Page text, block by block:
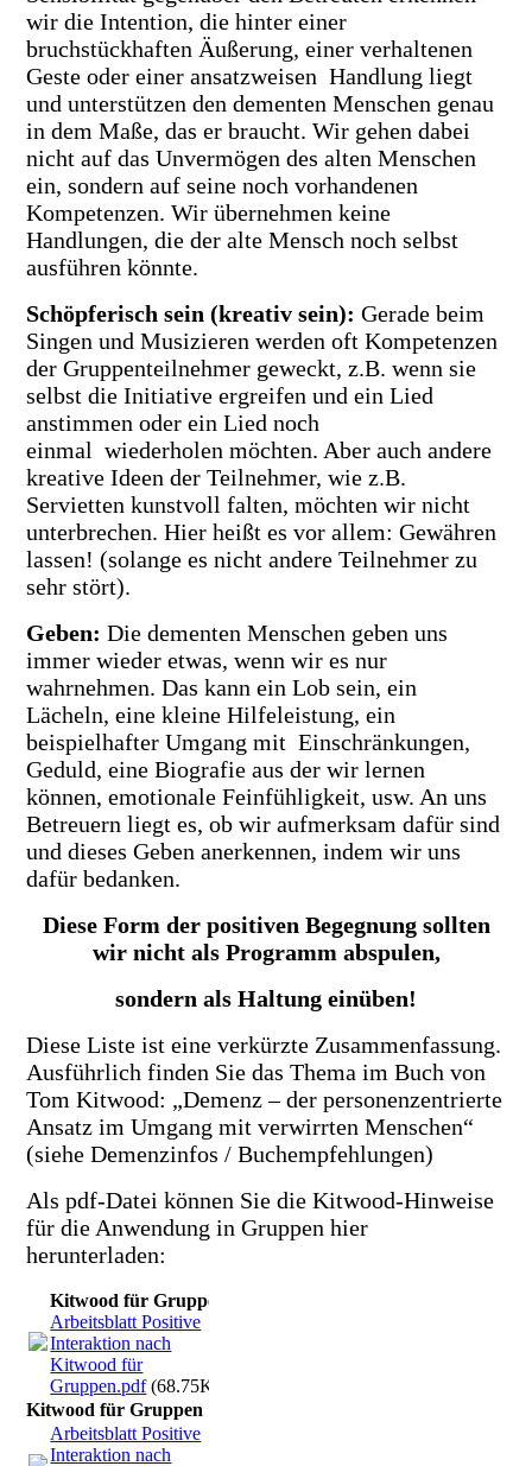
wir die Intention, die hinter einer
bruchstückhaften Äußerung, einer verhaltenen
Geste oder einer ansatzweisen Handlung liegt
und unterstützen den dementen Menschen genau
in dem Maße, das er braucht. Wir gehen dabei
nicht auf das Unvermögen des alten Menschen
ein, sondern auf seine noch vorhandenen
Kompetenzen. Wir übernehmen keine
Handlungen, die der alte Mensch noch selbst
ausführen könnte.
Schöpferisch sein (kreativ sein): Gerade beim
Singen und Musizieren werden oft Kompetenzen
der Gruppenteilnehmer geweckt, z.B. wenn sie
selbst die Initiative ergreifen und ein Lied
anstimmen oder ein Lied noch
einmal wiederholen möchten. Aber auch andere
kreative Ideen der Teilnehmer, wie z.B.
Servietten kunstvoll falten, möchten wir nicht
unterbrechen. Hier heißt es vor allem: Gewähren
lassen! (solange es nicht andere Teilnehmer zu
sehr stört).
Geben: Die dementen Menschen geben uns
immer wieder etwas, wenn wir es nur
wahrnehmen. Das kann ein Lob sein, ein
Lächeln, eine kleine Hilfeleistung, ein
beispielhafter Umgang mit Einschränkungen,
Geduld, eine Biografie aus der wir lernen
können, emotionale Feinfühligkeit, usw. An uns
Betreuern liegt es, ob wir aufmerksam dafür sind
und dieses Geben anerkennen, indem wir uns
dafür bedanken.
Diese Form der positiven Begegnung sollten
wir nicht als Programm abspulen,
sondern als Haltung einüben!
Diese Liste ist eine verkürzte Zusammenfassung.
Ausführlich finden Sie das Thema im Buch von
Tom Kitwood: „Demenz – der personenzentrierte
Ansatz im Umgang mit verwirrten Menschen“
(siehe Demenzinfos / Buchempfehlungen)
Als pdf-Datei können Sie die Kitwood-Hinweise
für die Anwendung in Gruppen hier
herunterladen:
Kitwood für Gruppen
Arbeitsblatt Positive
Interaktion nach
Kitwood für
Gruppen.pdf(68.75KB)
Kitwood für Gruppen
Arbeitsblatt Positive
Interaktion nach